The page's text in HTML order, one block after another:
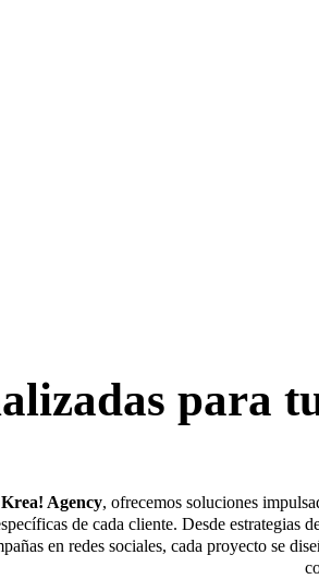
para
Krea! Agency, ofrecemos soluciones
de cada cliente. Desde estrategias
en redes sociales, cada proyecto se